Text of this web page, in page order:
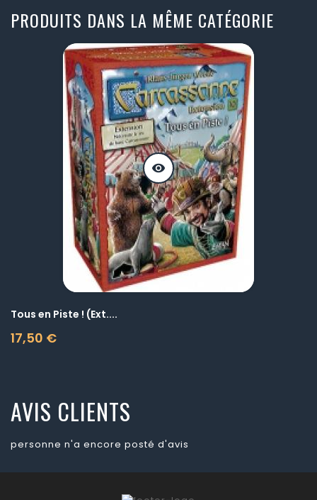
PRODUITS DANS LA MÊME CATÉGORIE
visibility
Tous en Piste ! (Ext....
17,50 €
Prix
AVIS CLIENTS
personne n'a encore posté d'avis